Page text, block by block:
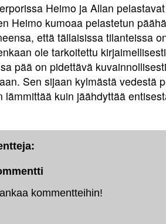
Heimo ja Allan
Heimo kumoaa pelastetun
että tällaisissa tilanteissa
ole tarkoitettu
pää on pidettävä
Sen sijaan kylmästä vedestä
lämmittää kuin jäähdyttää
kommentteihin!